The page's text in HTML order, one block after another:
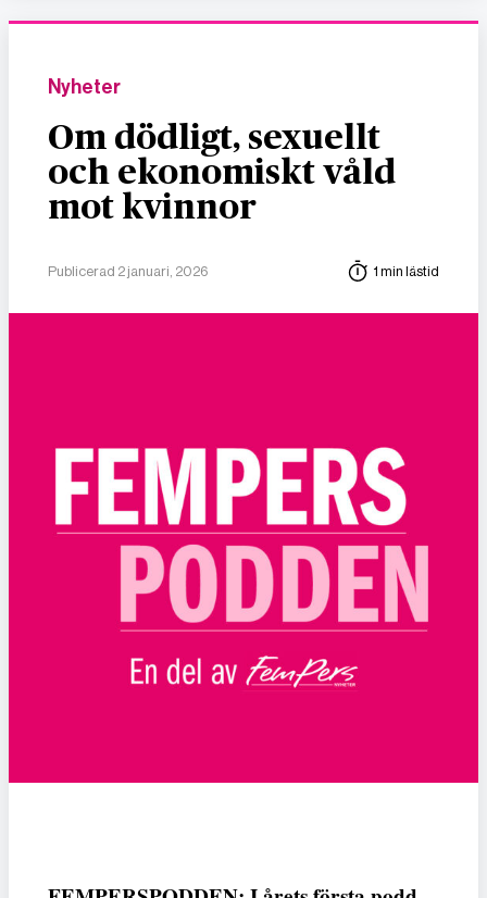
Nyheter
Om dödligt, sexuellt
och ekonomiskt våld
mot kvinnor
Publicerad 2 januari, 2026 1 min lästid